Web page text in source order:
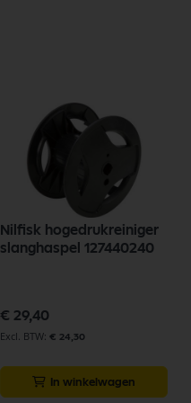
Nilfisk hogedrukreiniger
slanghaspel 127440240
€ 29,40
€ 24,30
In winkelwagen